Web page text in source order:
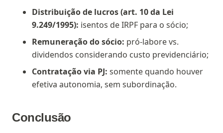
Distribuição de lucros (art. 10 da Lei
9.249/1995): isentos de IRPF para o sócio;
Remuneração do sócio: pró-labore vs.
dividendos considerando custo previdenciário;
Contratação via PJ: somente quando houver
efetiva autonomia, sem subordinação.
Conclusão